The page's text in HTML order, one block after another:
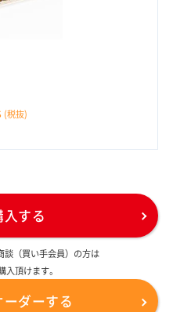
(税抜)
する
（買い手会員）の方は
入頂けます。
ダーする